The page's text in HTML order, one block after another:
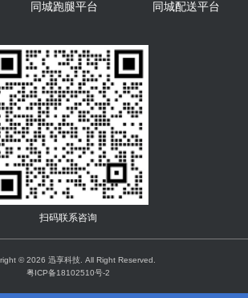
同城跑腿平台 同城配送平台
扫码联系咨询
© 2026 迅享科技. All Right Reserved.
粤ICP备18102510号-2